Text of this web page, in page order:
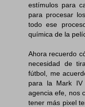
estímulos para
para procesar
todo ese
química de la
Ahora recuerdo
necesidad de
fútbol, me
para la Mark
agencia efe, nos
tener más pixel